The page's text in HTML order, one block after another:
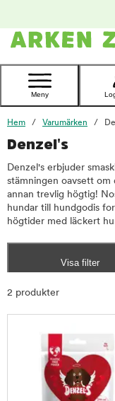
Kontakta
Meny
Hem Varumärken
Denzel's
Denzel's erbjuder
stämningen oavsett om
annan trevlig högtig!
hundar till hundgodis
högtider med läckert
Visa filter
2 produkter